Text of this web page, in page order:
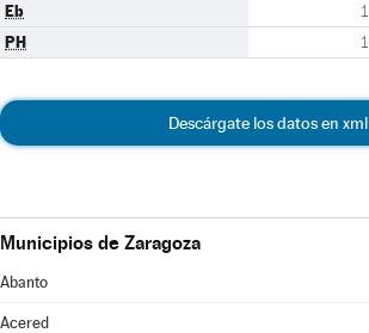
Eb 1
PH 1
Descárgate los datos en xml
Municipios de Zaragoza
Abanto
Acered